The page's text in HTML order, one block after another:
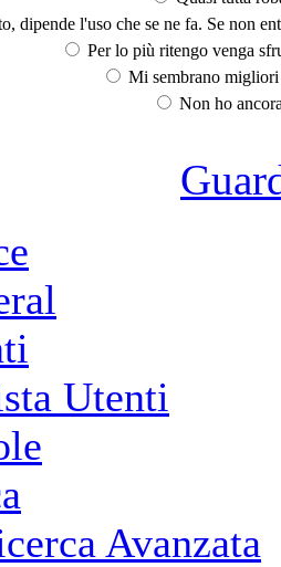
dipende l'uso che se ne fa. Se non
Per lo più ritengo venga
Mi sembrano
Non ho
Utenti
Avanzata